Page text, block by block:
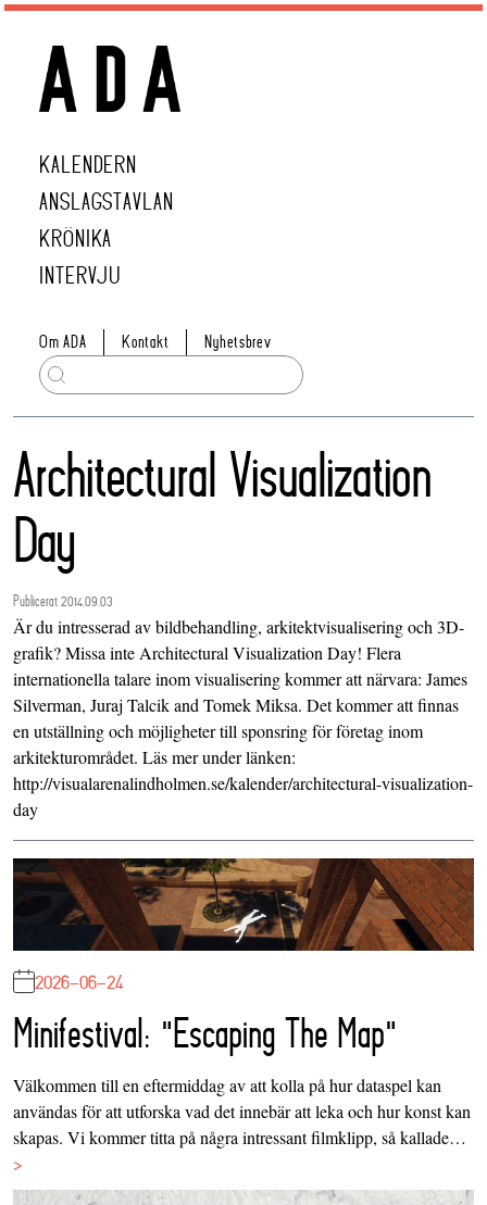
KALENDERN
ANSLAGSTAVLAN
KRÖNIKA
INTERVJU
Om ADA Kontakt Nyhetsbrev
Architectural Visualization
Day
Publicerat 2014.09.03
Är du intresserad av bildbehandling, arkitektvisualisering och 3D-
grafik? Missa inte Architectural Visualization Day! Flera
internationella talare inom visualisering kommer att närvara: James
Silverman, Juraj Talcik and Tomek Miksa. Det kommer att finnas
en utställning och möjligheter till sponsring för företag inom
arkitekturområdet. Läs mer under länken:
http://visualarenalindholmen.se/kalender/architectural-visualization-
day
2026-06-24
Minifestival: "Escaping The Map"
Välkommen till en eftermiddag av att kolla på hur dataspel kan
användas för att utforska vad det innebär att leka och hur konst kan
skapas. Vi kommer titta på några intressant filmklipp, så kallade…
>